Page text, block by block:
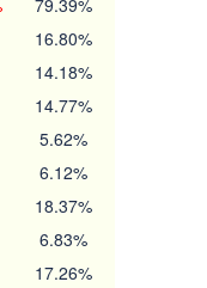
79.39%
16.80%
14.18%
14.77%
5.62%
6.12%
18.37%
6.83%
17.26%